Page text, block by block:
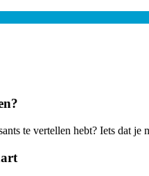
te vertellen hebt? Iets dat je